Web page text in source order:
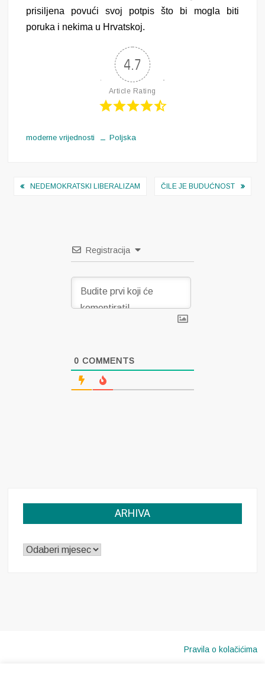
prisiljena povući svoj potpis što bi mogla biti
poruka i nekima u Hrvatskoj.
4.7
Article Rating
moderne vrijednosti Poljska
Navigacija
NEDEMOKRATSKI LIBERALIZAM ČILE JE BUDUĆNOST
Registracija
0 COMMENTS
ARHIVA
ARHIVA
Pravila o kolačićima